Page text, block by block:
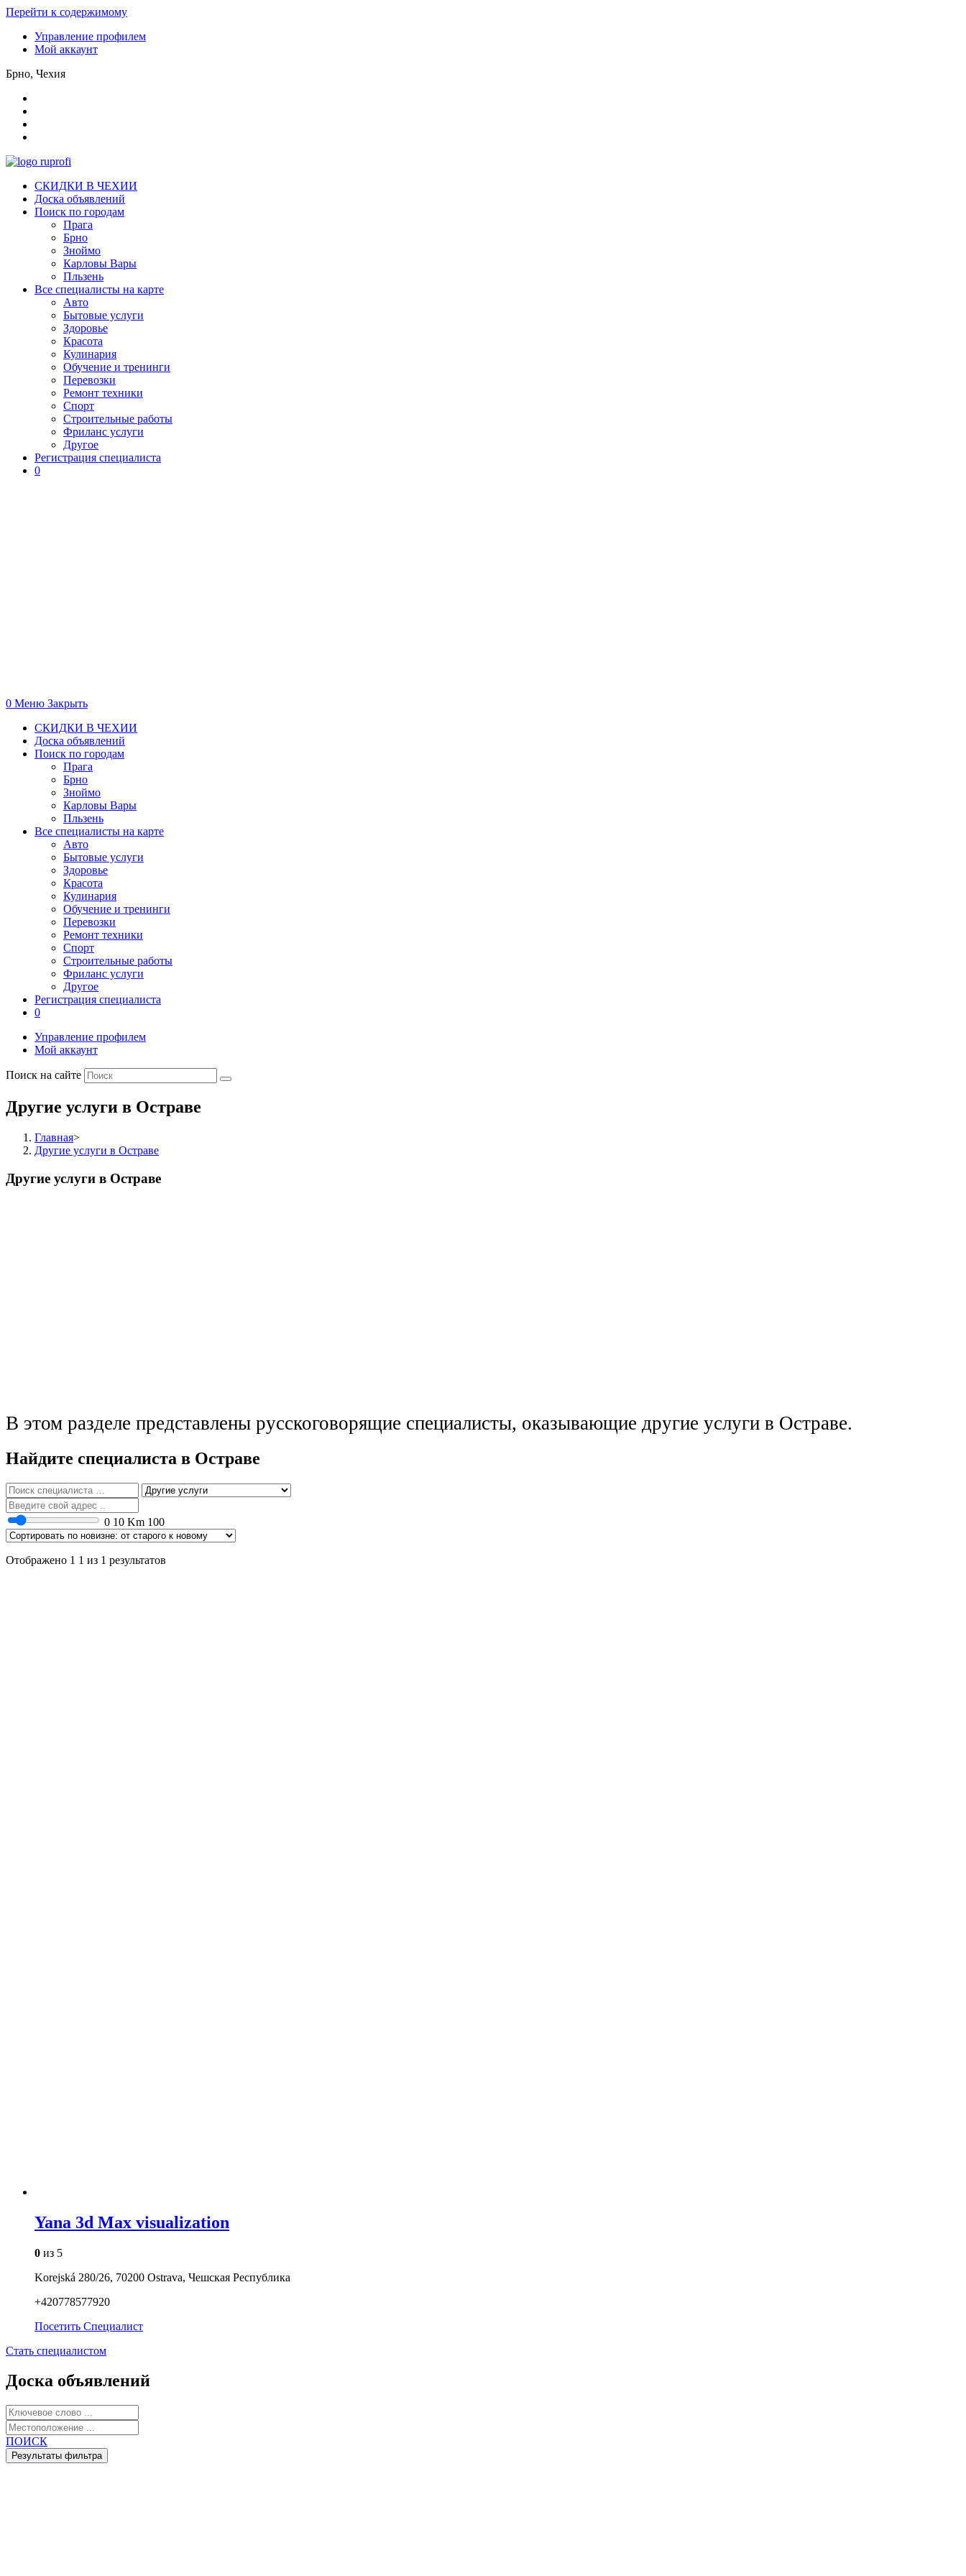
Перейти к содержимому
Управление профилем
Мой аккаунт
Брно, Чехия
СКИДКИ В ЧЕХИИ
Доска объявлений
Поиск по городам
Прага
Брно
Зноймо
Карловы Вары
Пльзень
Все специалисты на карте
Авто
Бытовые услуги
Здоровье
Красота
Кулинария
Обучение и тренинги
Перевозки
Ремонт техники
Спорт
Строительные работы
Фриланс услуги
Другое
Регистрация специалиста
0
0 Меню Закрыть
СКИДКИ В ЧЕХИИ
Доска объявлений
Поиск по городам
Прага
Брно
Зноймо
Карловы Вары
Пльзень
Все специалисты на карте
Авто
Бытовые услуги
Здоровье
Красота
Кулинария
Обучение и тренинги
Перевозки
Ремонт техники
Спорт
Строительные работы
Фриланс услуги
Другое
Регистрация специалиста
0
Управление профилем
Мой аккаунт
Поиск на сайте
Другие услуги в Остраве
Главная>
Другие услуги в Остраве
Другие услуги в Остраве
В этом разделе представлены русскоговорящие специалисты, оказывающие другие услуги в Остраве.
Найдите специалиста в Остраве
0 10 Km 100
Отображено 1 1 из 1 результатов
Yana 3d Max visualization
0 из 5
Korejská 280/26, 70200 Ostrava, Чешская Республика
+420778577920
Посетить Специалист
Стать специалистом
Доска объявлений
ПОИСК